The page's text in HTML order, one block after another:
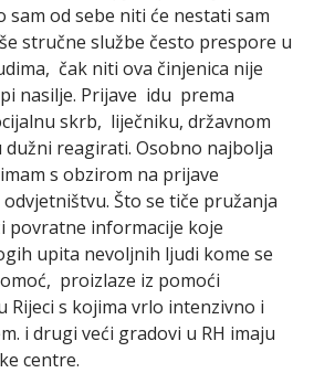
sam od sebe niti će nestati sam
stručne službe često prespore u
čak niti ova činjenica nije
nasilje. Prijave idu prema
skrb, liječniku, državnom
dužni reagirati. Osobno najbolja
s obzirom na prijave
Što se tiče pružanja
povratne informacije koje
upita nevoljnih ljudi kome se
proizlaze iz pomoći
Rijeci s kojima vrlo intenzivno i
i drugi veći gradovi u RH imaju
centre.